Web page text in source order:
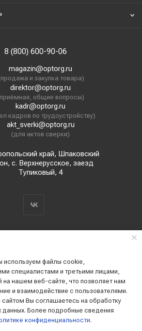
8 (800) 600-90-06
magazin@optorg.ru
и закупка товара)
direktor@optorg.ru
общие вопросы)
kadr@optorg.ru
кадров по трудоустройству)
akt_sverki@optorg.ru
(для актов сверки)
край, Шпаковский
с. Верхнерусское, заезд
Тупиковый, 4
КПК "Ставропольстройопторг"
права защищены
используем файлы cookie,
специалистами и третьими лицами,
на нашем веб-сайте, что позволяет нам
и взаимодействие с пользователями.
Вы соглашаетесь на обработку
данных. Более подробные сведения
конфиденциальности.